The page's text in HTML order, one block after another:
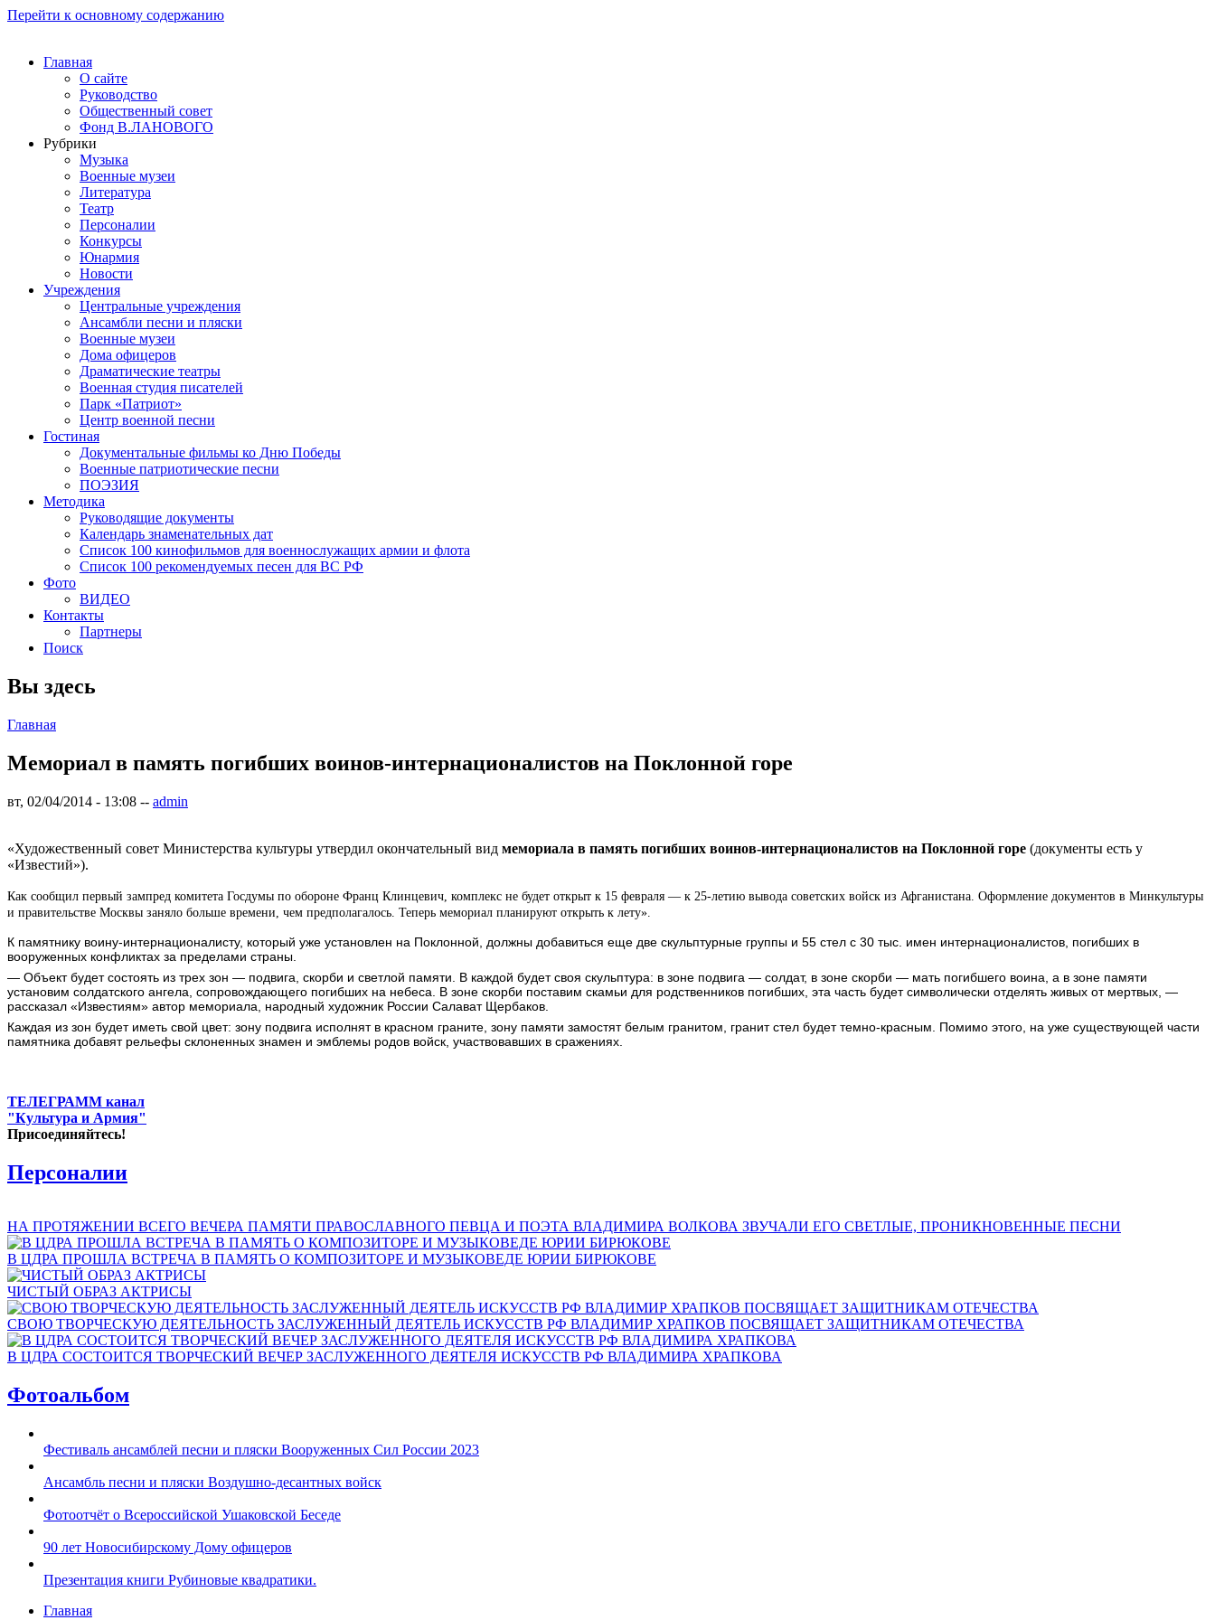
Перейти к основному содержанию
Главная
О сайте
Руководство
Общественный совет
Фонд В.ЛАНОВОГО
Рубрики
Музыка
Военные музеи
Литература
Театр
Персоналии
Конкурсы
Юнармия
Новости
Учреждения
Центральные учреждения
Ансамбли песни и пляски
Военные музеи
Дома офицеров
Драматические театры
Военная студия писателей
Парк «Патриот»
Центр военной песни
Гостиная
Документальные фильмы ко Дню Победы
Военные патриотические песни
ПОЭЗИЯ
Методика
Руководящие документы
Календарь знаменательных дат
Список 100 кинофильмов для военнослужащих армии и флота
Список 100 рекомендуемых песен для ВС РФ
Фото
ВИДЕО
Контакты
Партнеры
Поиск
Вы здесь
Главная
Мемориал в память погибших воинов-интернационалистов на Поклонной горе
вт, 02/04/2014 - 13:08 -- admin
«Художественный совет Министерства культуры утвердил окончательный вид мемориала в память погибших воинов-интернационалистов на Поклонной горе (документы есть у
«Известий»).
Как сообщил первый зампред комитета Госдумы по обороне Франц Клинцевич, комплекс не будет открыт к 15 февраля — к 25-летию вывода советских войск из Афганистана. Оформление документов в Минкультуры
и правительстве Москвы заняло больше времени, чем предполагалось. Теперь мемориал планируют открыть к лету».
К памятнику воину-интернационалисту, который уже установлен на Поклонной, должны добавиться еще две скульптурные группы и 55 стел с 30 тыс. имен интернационалистов, погибших в
вооруженных конфликтах за пределами страны.
— Объект будет состоять из трех зон — подвига, скорби и светлой памяти. В каждой будет своя скульптура: в зоне подвига — солдат, в зоне скорби — мать погибшего воина, а в зоне памяти
установим солдатского ангела, сопровождающего погибших на небеса. В зоне скорби поставим скамьи для родственников погибших, эта часть будет символически отделять живых от мертвых, —
рассказал «Известиям» автор мемориала, народный художник России Салават Щербаков.
Каждая из зон будет иметь свой цвет: зону подвига исполнят в красном граните, зону памяти замостят белым гранитом, гранит стел будет темно-красным. Помимо этого, на уже существующей части
памятника добавят рельефы склоненных знамен и эмблемы родов войск, участвовавших в сражениях.
ТЕЛЕГРАММ канал
"Культура и Армия"
Присоединяйтесь!
Персоналии
НА ПРОТЯЖЕНИИ ВСЕГО ВЕЧЕРА ПАМЯТИ ПРАВОСЛАВНОГО ПЕВЦА И ПОЭТА ВЛАДИМИРА ВОЛКОВА ЗВУЧАЛИ ЕГО СВЕТЛЫЕ, ПРОНИКНОВЕННЫЕ ПЕСНИ
В ЦДРА ПРОШЛА ВСТРЕЧА В ПАМЯТЬ О КОМПОЗИТОРЕ И МУЗЫКОВЕДЕ ЮРИИ БИРЮКОВЕ
ЧИСТЫЙ ОБРАЗ АКТРИСЫ
СВОЮ ТВОРЧЕСКУЮ ДЕЯТЕЛЬНОСТЬ ЗАСЛУЖЕННЫЙ ДЕЯТЕЛЬ ИСКУССТВ РФ ВЛАДИМИР ХРАПКОВ ПОСВЯЩАЕТ ЗАЩИТНИКАМ ОТЕЧЕСТВА
В ЦДРА СОСТОИТСЯ ТВОРЧЕСКИЙ ВЕЧЕР ЗАСЛУЖЕННОГО ДЕЯТЕЛЯ ИСКУССТВ РФ ВЛАДИМИРА ХРАПКОВА
Фотоальбом
Фестиваль ансамблей песни и пляски Вооруженных Сил России 2023
Ансамбль песни и пляски Воздушно-десантных войск
Фотоотчёт о Всероссийской Ушаковской Беседе
90 лет Новосибирскому Дому офицеров
Презентация книги Рубиновые квадратики.
Главная